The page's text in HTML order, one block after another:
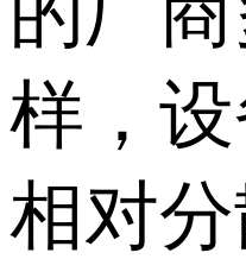
样，
相对